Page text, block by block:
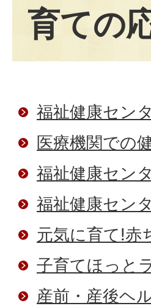
育ての
福祉健康セン
医療機関での
福祉健康セン
福祉健康セン
元気に育て!赤
子育てほっと
産前・産後ヘ